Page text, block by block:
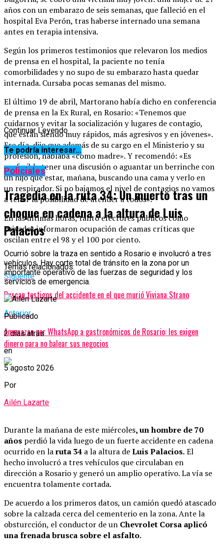
años con un embarazo de seis semanas, que falleció en el
hospital Eva Perón, tras haberse internado una semana
antes en terapia intensiva.
Según los primeros testimonios que relevaron los medios
de prensa en el hospital, la paciente no tenía
comorbilidades y no supo de su embarazo hasta quedar
internada. Cursaba pocas semanas del mismo.
El último 19 de abril, Martorano había dicho en conferencia
de prensa en la Ex Rural, en Rosario: «Tenemos que
cuidarnos y evitar la socialización y lugares de contagio,
que están siendo muy rápidos, más agresivos y en jóvenes».
Ese día, dijo que además de su cargo en el Ministerio y su
profesión, hablaba «como madre». Y recomendó: «Es
preferible tener una discusión o aguantar un berrinche con
un hijo que estar, mañana, buscando una cama y verlo en
un respirador. Si no bajamos el nivel de contagios no vamos
a tener la posibilidad de atender a todos».
En las últimas horas, tanto efectores públicos como
privados informaron ocupación de camas críticas que
oscilan entre el 98 y el 100 por ciento.
Temas relacionados:
Siguente
Buscan testigos del accidente en el que murió Viviana Strano
Anterior
Amenazan por WhatsApp a gastronómicos de Rosario: les exigen
dinero para no balear sus negocios
Continuar Leyendo
Te podría interesar...
Policiales
Tragedia en la ruta 34: Un muerto tras un
choque en cadena a la altura de Luis
Palacios
Ocurrió sobre la traza en sentido a Rosario e involucró a tres
vehículos. Hay corte total de tránsito en la zona por un
importante operativo de las fuerzas de seguridad y los
servicios de emergencia.
Publicado
2 días atrás
en
5 agosto 2026
Por
Ailén Lazarte
Durante la mañana de este miércoles, un hombre de 70
años perdió la vida luego de un fuerte accidente en cadena
ocurrido en laruta 34 a la altura deLuis Palacios.El
hecho involucró a tres vehículos que circulaban en
dirección a Rosario y generó un amplio operativo. La vía se
encuentra tolamente cortada.
De acuerdo a los primeros datos, un camión quedó atascado
sobre la calzada cerca del cementerio en la zona. Ante la
obsturcción, el conductor de un Chevrolet Corsa aplicó
una frenada brusca sobre el asfalto.